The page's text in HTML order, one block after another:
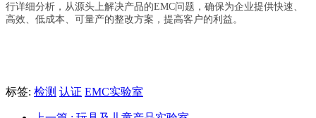
行详细分析，从源头上解决产品的EMC问题，确保为企业提供快速、
高效、低成本、可量产的整改方案，提高客户的利益。
标签: 检测 认证 EMC实验室